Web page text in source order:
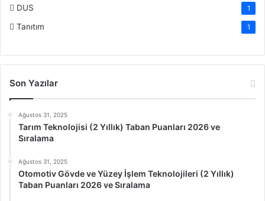
DUS 1
Tanıtım 1
Son Yazılar
Ağustos 31, 2025
Tarım Teknolojisi (2 Yıllık) Taban Puanları 2026 ve
Sıralama
Ağustos 31, 2025
Otomotiv Gövde ve Yüzey İşlem Teknolojileri (2 Yıllık)
Taban Puanları 2026 ve Sıralama